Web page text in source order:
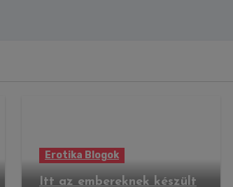
Erotika Blogok
Itt az embereknek készült